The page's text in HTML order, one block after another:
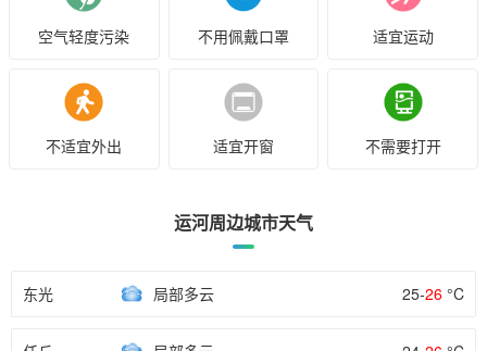
空气轻度污染 不用佩戴口罩 适宜运动
不适宜外出 适宜开窗 不需要打开
运河周边城市天气
东光 局部多云 25-26 °C